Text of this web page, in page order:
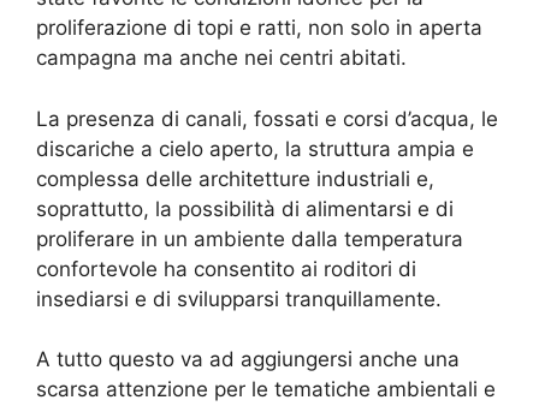
proliferazione di topi e ratti, non solo in aperta
campagna ma anche nei centri abitati.
La presenza di canali, fossati e corsi d’acqua, le
discariche a cielo aperto, la struttura ampia e
complessa delle architetture industriali e,
soprattutto, la possibilità di alimentarsi e di
proliferare in un ambiente dalla temperatura
confortevole ha consentito ai roditori di
insediarsi e di svilupparsi tranquillamente.
A tutto questo va ad aggiungersi anche una
scarsa attenzione per le tematiche ambientali e